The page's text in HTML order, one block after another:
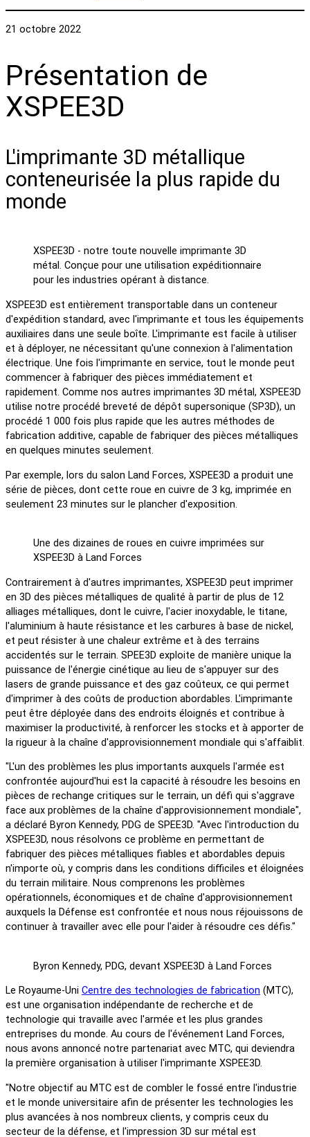
21 octobre 2022
Présentation de
XSPEE3D
L'imprimante 3D métallique
conteneurisée la plus rapide du
monde
XSPEE3D - notre toute nouvelle imprimante 3D
métal. Conçue pour une utilisation expéditionnaire
pour les industries opérant à distance.
XSPEE3D est entièrement transportable dans un conteneur
d'expédition standard, avec l'imprimante et tous les équipements
auxiliaires dans une seule boîte. L'imprimante est facile à utiliser
et à déployer, ne nécessitant qu'une connexion à l'alimentation
électrique. Une fois l'imprimante en service, tout le monde peut
commencer à fabriquer des pièces immédiatement et
rapidement. Comme nos autres imprimantes 3D métal, XSPEE3D
utilise notre procédé breveté de dépôt supersonique (SP3D), un
procédé 1 000 fois plus rapide que les autres méthodes de
fabrication additive, capable de fabriquer des pièces métalliques
en quelques minutes seulement.
Par exemple, lors du salon Land Forces, XSPEE3D a produit une
série de pièces, dont cette roue en cuivre de 3 kg, imprimée en
seulement 23 minutes sur le plancher d'exposition.
Une des dizaines de roues en cuivre imprimées sur
XSPEE3D à Land Forces
Contrairement à d'autres imprimantes, XSPEE3D peut imprimer
en 3D des pièces métalliques de qualité à partir de plus de 12
alliages métalliques, dont le cuivre, l'acier inoxydable, le titane,
l'aluminium à haute résistance et les carbures à base de nickel,
et peut résister à une chaleur extrême et à des terrains
accidentés sur le terrain. SPEE3D exploite de manière unique la
puissance de l'énergie cinétique au lieu de s'appuyer sur des
lasers de grande puissance et des gaz coûteux, ce qui permet
d'imprimer à des coûts de production abordables. L'imprimante
peut être déployée dans des endroits éloignés et contribue à
maximiser la productivité, à renforcer les stocks et à apporter de
la rigueur à la chaîne d'approvisionnement mondiale qui s'affaiblit.
"L'un des problèmes les plus importants auxquels l'armée est
confrontée aujourd'hui est la capacité à résoudre les besoins en
pièces de rechange critiques sur le terrain, un défi qui s'aggrave
face aux problèmes de la chaîne d'approvisionnement mondiale",
a déclaré Byron Kennedy, PDG de SPEE3D. "Avec l'introduction du
XSPEE3D, nous résolvons ce problème en permettant de
fabriquer des pièces métalliques fiables et abordables depuis
n'importe où, y compris dans les conditions difficiles et éloignées
du terrain militaire. Nous comprenons les problèmes
opérationnels, économiques et de chaîne d'approvisionnement
auxquels la Défense est confrontée et nous nous réjouissons de
continuer à travailler avec elle pour l'aider à résoudre ces défis."
Byron Kennedy, PDG, devant XSPEE3D à Land Forces
Le Royaume-Uni Centre des technologies de fabrication (MTC),
est une organisation indépendante de recherche et de
technologie qui travaille avec l'armée et les plus grandes
entreprises du monde. Au cours de l'événement Land Forces,
nous avons annoncé notre partenariat avec MTC, qui deviendra
la première organisation à utiliser l'imprimante XSPEE3D.
"Notre objectif au MTC est de combler le fossé entre l'industrie
et le monde universitaire afin de présenter les technologies les
plus avancées à nos nombreux clients, y compris ceux du
secteur de la défense, et l'impression 3D sur métal est